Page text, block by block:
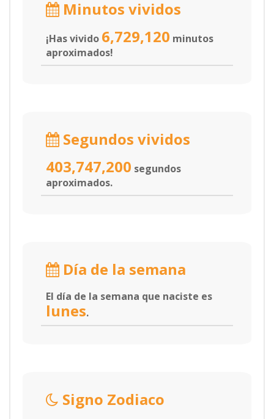
Minutos vividos
¡Has vivido 6,729,120 minutos
aproximados!
Segundos vividos
403,747,200 segundos
aproximados.
Día de la semana
El día de la semana que naciste es
lunes.
Signo Zodiaco